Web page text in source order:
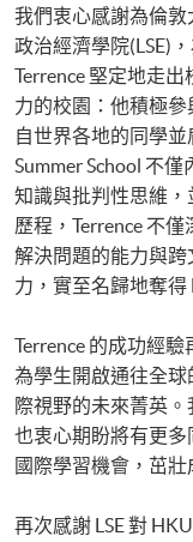
我們衷心感謝為倫
政治經濟學院(LSE)
Terrence 堅定地走
力的校園：他積極
自世界各地的同學並
Summer School 不
知識與批判性思維
歷程，Terrence 不
解決問題的能力與
力，實至名歸地奪得
Terrence 的成功經
為學生開啟通往全
際視野的未來菁英。
也衷心期盼將有更多
國際學習機會，茁壯
再次感謝 LSE 對